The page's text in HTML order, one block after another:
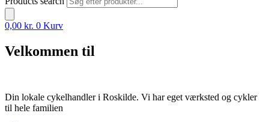
0,00 kr. 0 Kurv
Velkommen til
Din lokale cykelhandler i Roskilde. Vi har eget værksted og cykler
til hele familien